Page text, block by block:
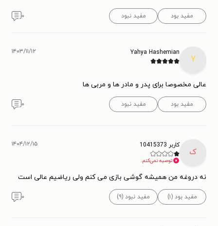
مفید بود مفید نبود ۰
Y
Yahya Hashemian ۱۴۰۳/۱۱/۱۲
عالی مخصوصا برای پدر و مادر ها و مربی ها
مفید بود مفید نبود ۰
ک
کاربر 10415373
توصیه نمی‌کنم.
۱۴۰۴/۱۲/۱۵
نه دروغه من همیشه گوشی بازی می کنم ولی ریاضیم عالی است
مفید بود (۱) مفید نبود (۹) ۰